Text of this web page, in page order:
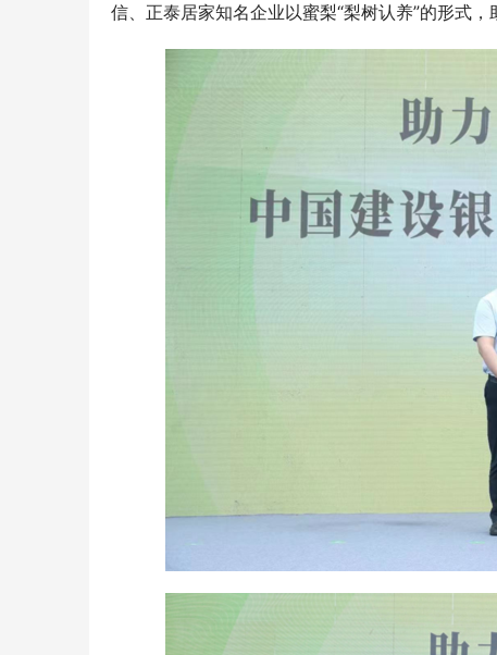
信、正泰居家知名企业以蜜梨“梨树认养”的形式，
国货护肤品牌三草两木重磅升级品牌定位：
2025金熊猫
推进，尖端